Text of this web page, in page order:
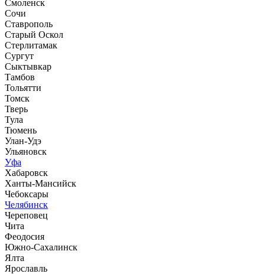
Смоленск
Сочи
Ставрополь
Старый Оскол
Стерлитамак
Сургут
Сыктывкар
Тамбов
Тольятти
Томск
Тверь
Тула
Тюмень
Улан-Удэ
Ульяновск
Уфа
Хабаровск
Ханты-Мансийск
Чебоксары
Челябинск
Череповец
Чита
Феодосия
Южно-Сахалинск
Ялта
Ярославль